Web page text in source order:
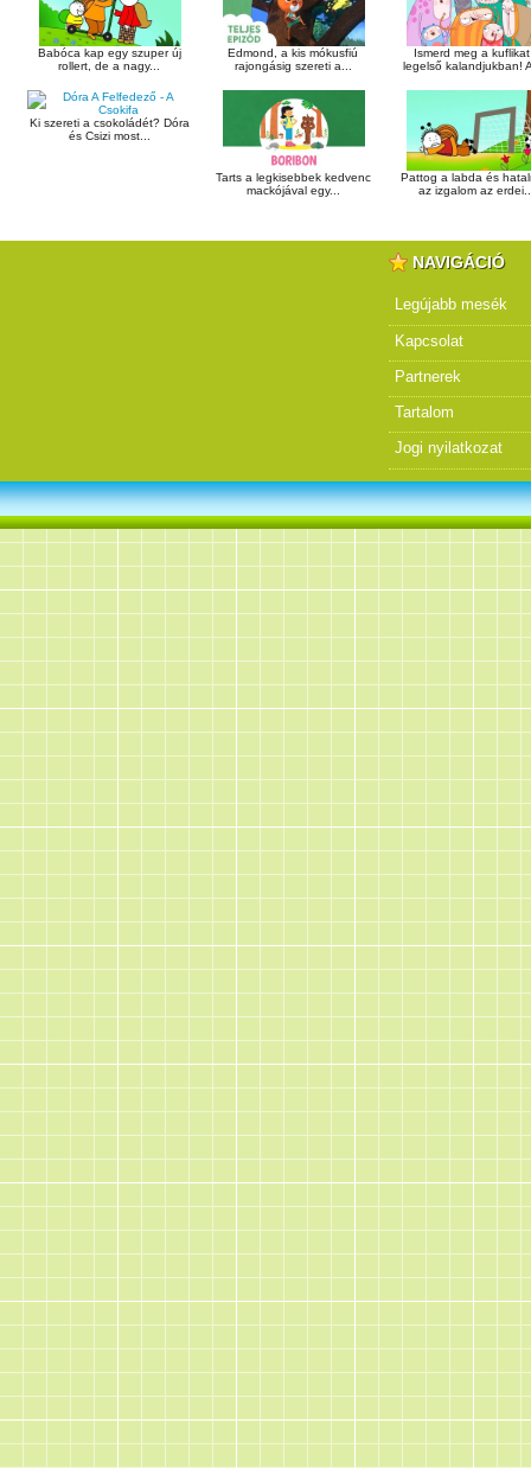
Babóca kap egy szuper új
rollert, de a nagy...
Edmond, a kis mókusfiú
rajongásig szereti a...
Ismerd meg a
legelső kalandjukban!
Ki szereti a csokoládét? Dóra
és Csizi most...
Tarts a legkisebbek kedvenc
mackójával egy...
Pattog a labda és
az izgalom az
NAVIGÁCIÓ
Legújabb mesék
Kapcsolat
Partnerek
Tartalom
Jogi nyilatkozat